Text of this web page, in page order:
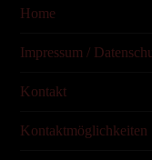
Home
Impressum /
Kontakt
Kontaktmöglichkeiten